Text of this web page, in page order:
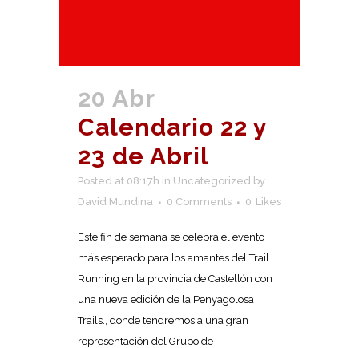
20 Abr
Calendario 22 y
23 de Abril
Posted at 08:17h in Uncategorized by
David Mundina
0 Comments 0 Likes
Este fin de semana se celebra el evento
más esperado para los amantes del Trail
Running en la provincia de Castellón con
una nueva edición de la Penyagolosa
Trails., donde tendremos a una gran
representación del Grupo de